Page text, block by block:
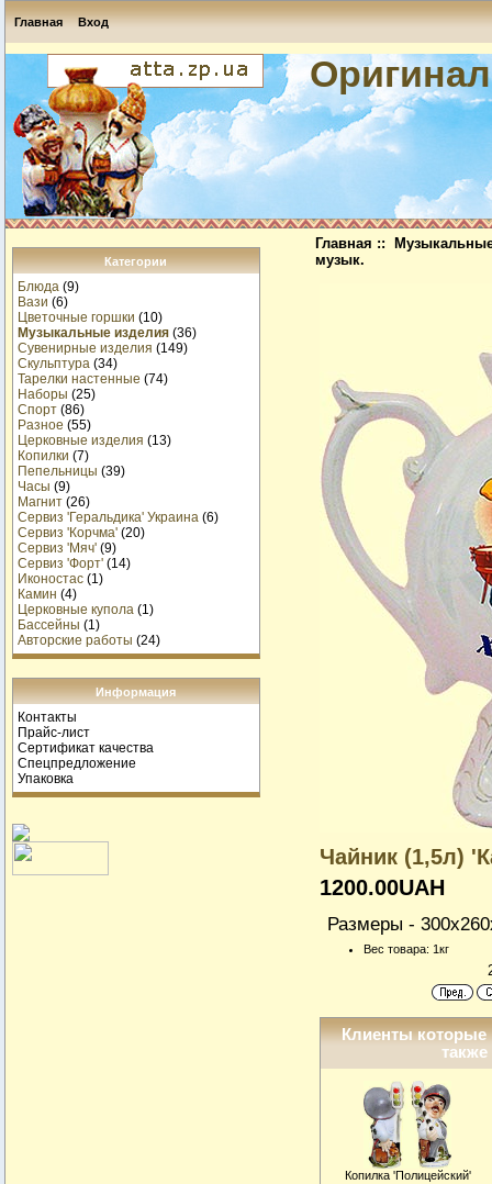
Главная Вход
Категории
Блюда (9)
Вази (6)
Цветочные горшки (10)
Музыкальные изделия (36)
Сувенирные изделия (149)
Скульптура (34)
Тарелки настенные (74)
Наборы (25)
Спорт (86)
Разное (55)
Церковные изделия (13)
Копилки (7)
Пепельницы (39)
Часы (9)
Магнит (26)
Сервиз 'Геральдика' Украина (6)
Сервиз 'Корчма' (20)
Сервиз 'Мяч' (9)
Сервиз 'Форт' (14)
Иконостас (1)
Камин (4)
Церковные купола (1)
Бассейны (1)
Авторские работы (24)
Информация
Контакты
Прайс-лист
Сертификат качества
Спецпредложение
Упаковка
Главная ::
музык.
Чайник (1,5л)
1200.00UAH
Размеры -
Вес товара: 1кг
Клиенты которые
также
Копилка 'Полицейский'